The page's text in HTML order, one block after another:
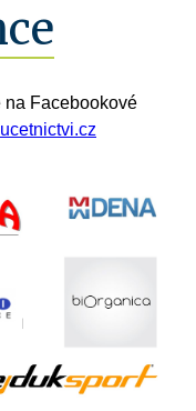
na Facebookové